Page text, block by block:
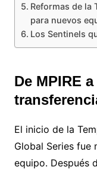
Reformas de la
para nuevos
Los Sentinels
De MPIRE
El inicio de la
Global Series fue
equipo. Después